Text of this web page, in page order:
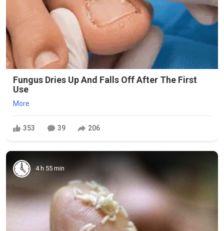
Fungus Dries Up And Falls Off After The First
Use
More
353 39 206
4 h 55 min